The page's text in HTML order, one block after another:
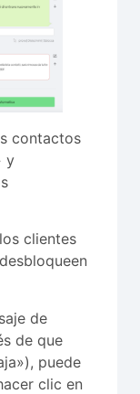
contactos
y
clientes
de
de que
puede
clic en